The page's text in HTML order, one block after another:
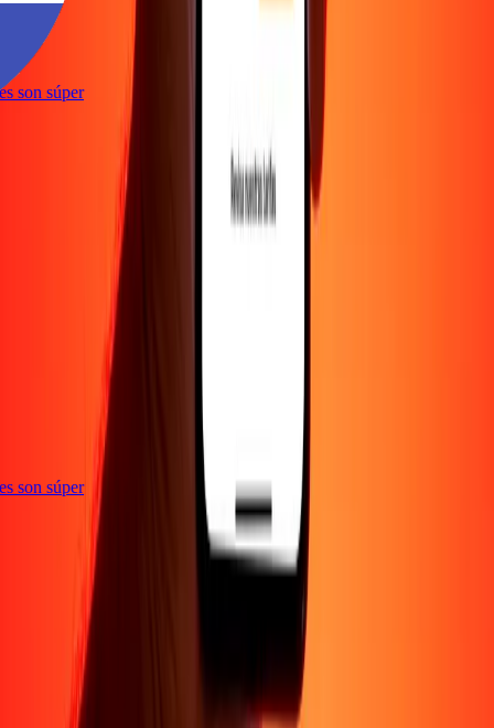
son súper
son súper
Blog Corporativo